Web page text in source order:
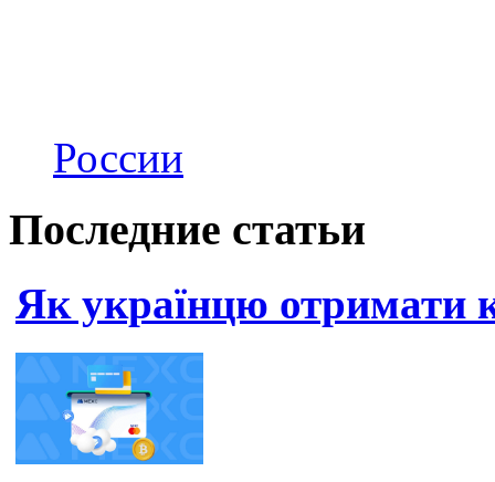
России
Последние статьи
Як українцю отримати